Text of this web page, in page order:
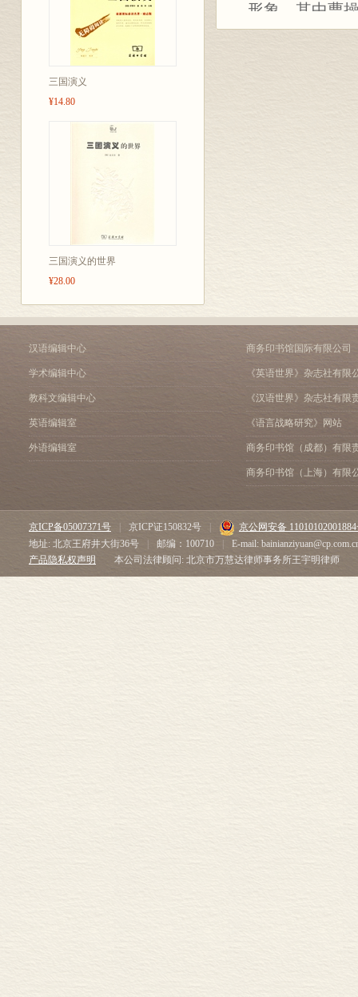
三国演义
¥14.80
三国演义的世界
¥28.00
形象，其中曹
象脍炙人口，
汉语编辑中心
学术编辑中心
教科文编辑中心
英语编辑室
外语编辑室
商务印书馆国际有限公司
《英语世界》杂志社有限
《汉语世界》杂志社有限
《语言战略研究》网站
商务印书馆（成都）有限
商务印书馆（上海）有限
京ICP备05007371号 京ICP证150832号
京公网安备
地址: 北京王府井大街36号
邮编：100710
E-mail:
产品隐私权声明
本公司法律顾问: 北京市万慧达律师事务所王宇明律师